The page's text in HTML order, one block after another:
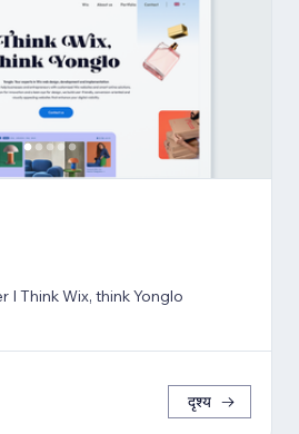
Wix, think Yonglo
दृश्य